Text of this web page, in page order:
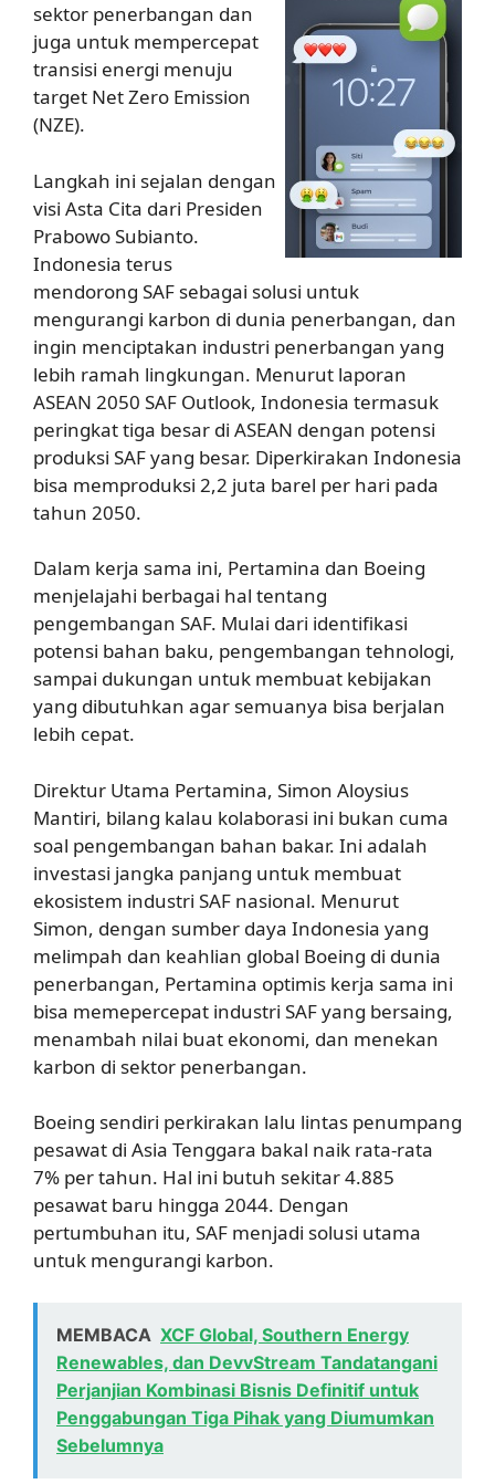
sektor penerbangan dan
juga untuk mempercepat
transisi energi menuju
target Net Zero Emission
(NZE).
Langkah ini sejalan dengan
visi Asta Cita dari Presiden
Prabowo Subianto.
Indonesia terus
mendorong SAF sebagai solusi untuk
mengurangi karbon di dunia penerbangan, dan
ingin menciptakan industri penerbangan yang
lebih ramah lingkungan. Menurut laporan
ASEAN 2050 SAF Outlook, Indonesia termasuk
peringkat tiga besar di ASEAN dengan potensi
produksi SAF yang besar. Diperkirakan Indonesia
bisa memproduksi 2,2 juta barel per hari pada
tahun 2050.
Dalam kerja sama ini, Pertamina dan Boeing
menjelajahi berbagai hal tentang
pengembangan SAF. Mulai dari identifikasi
potensi bahan baku, pengembangan tehnologi,
sampai dukungan untuk membuat kebijakan
yang dibutuhkan agar semuanya bisa berjalan
lebih cepat.
Direktur Utama Pertamina, Simon Aloysius
Mantiri, bilang kalau kolaborasi ini bukan cuma
soal pengembangan bahan bakar. Ini adalah
investasi jangka panjang untuk membuat
ekosistem industri SAF nasional. Menurut
Simon, dengan sumber daya Indonesia yang
melimpah dan keahlian global Boeing di dunia
penerbangan, Pertamina optimis kerja sama ini
bisa memepercepat industri SAF yang bersaing,
menambah nilai buat ekonomi, dan menekan
karbon di sektor penerbangan.
Boeing sendiri perkirakan lalu lintas penumpang
pesawat di Asia Tenggara bakal naik rata-rata
7% per tahun. Hal ini butuh sekitar 4.885
pesawat baru hingga 2044. Dengan
pertumbuhan itu, SAF menjadi solusi utama
untuk mengurangi karbon.
MEMBACA XCF Global, Southern Energy
Renewables, dan DevvStream Tandatangani
Perjanjian Kombinasi Bisnis Definitif untuk
Penggabungan Tiga Pihak yang Diumumkan
Sebelumnya